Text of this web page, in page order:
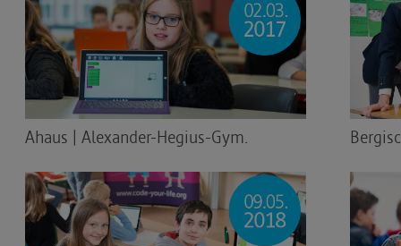
Ahaus | Alexander-Hegius-Gym.